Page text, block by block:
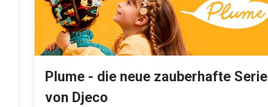
Plume - die neue zauberhafte Serie
von Djeco